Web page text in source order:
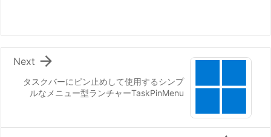
タスクバーにピン止めして使用するシンプ
ルなメニュー型ランチャーTaskPinMenu

Next